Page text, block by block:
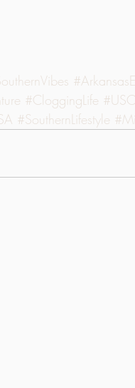
#CloggingLife
#SouthernLifestyle